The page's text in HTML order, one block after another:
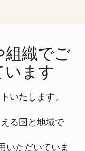
組織でご
います
いたします。
る国と地域で
いただいていま